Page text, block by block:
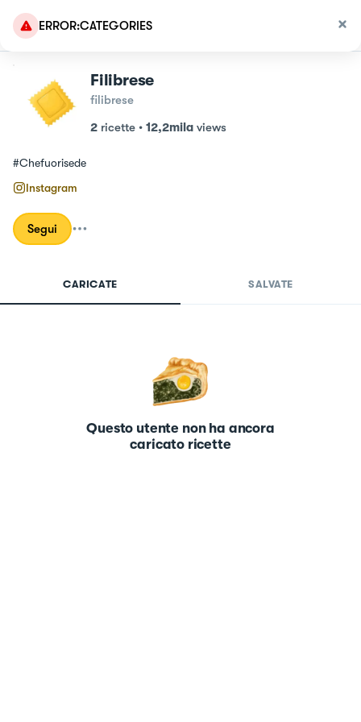
ERROR:CATEGORIES
Filibrese
filibrese
2 ricette • 12,2mila views
#Chefuorisede
Instagram
Segui
CARICATE SALVATE
Questo utente non ha ancora
caricato ricette